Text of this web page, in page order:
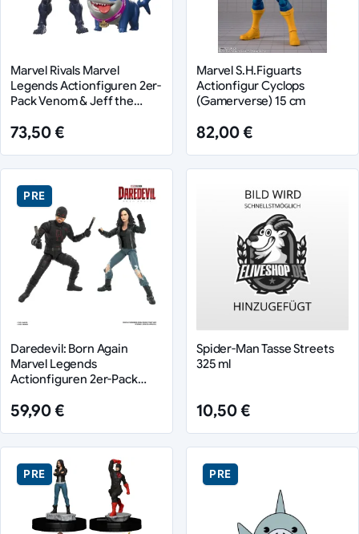
Marvel Rivals Marvel
Legends Actionfiguren 2er-
Pack Venom & Jeff the
73,50 €
Marvel S.H.Figuarts
Actionfigur Cyclops
(Gamerverse) 15 cm
82,00 €
PRE
Daredevil: Born Again
Marvel Legends
Actionfiguren 2er-Pack
15 cm
59,90 €
Spider-Man Tasse Streets
325 ml
10,50 €
PRE PRE